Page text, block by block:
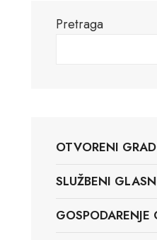
Pretraga
OTVORENI GRAD
SLUŽBENI
GOSPODARENJE